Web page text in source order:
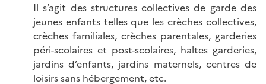
Il s’agit des structures collectives de garde des
jeunes enfants telles que les crèches collectives,
crèches familiales, crèches parentales, garderies
péri-scolaires et post-scolaires, haltes garderies,
jardins d’enfants, jardins maternels, centres de
loisirs sans hébergement, etc.